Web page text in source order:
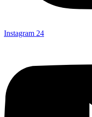
Instagram 24